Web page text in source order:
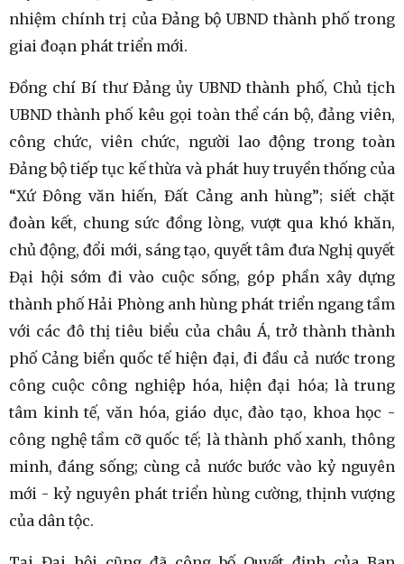
nhiệm chính trị của Đảng bộ UBND thành phố trong
giai đoạn phát triển mới.
Đồng chí Bí thư Đảng ủy UBND thành phố, Chủ tịch
UBND thành phố kêu gọi toàn thể cán bộ, đảng viên,
công chức, viên chức, người lao động trong toàn
Đảng bộ tiếp tục kế thừa và phát huy truyền thống của
“Xứ Đông văn hiến, Đất Cảng anh hùng”; siết chặt
đoàn kết, chung sức đồng lòng, vượt qua khó khăn,
chủ động, đổi mới, sáng tạo, quyết tâm đưa Nghị quyết
Đại hội sớm đi vào cuộc sống, góp phần xây dựng
thành phố Hải Phòng anh hùng phát triển ngang tầm
với các đô thị tiêu biểu của châu Á, trở thành thành
phố Cảng biển quốc tế hiện đại, đi đầu cả nước trong
công cuộc công nghiệp hóa, hiện đại hóa; là trung
tâm kinh tế, văn hóa, giáo dục, đào tạo, khoa học -
công nghệ tầm cỡ quốc tế; là thành phố xanh, thông
minh, đáng sống; cùng cả nước bước vào kỷ nguyên
mới - kỷ nguyên phát triển hùng cường, thịnh vượng
của dân tộc.